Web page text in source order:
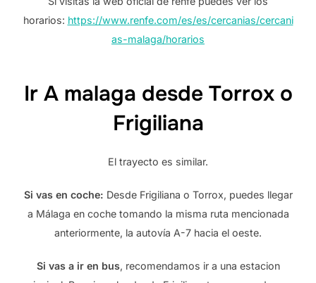
horarios: https://www.renfe.com/es/es/cercanias/cercani
as-malaga/horarios
Ir A malaga desde Torrox o
Frigiliana
El trayecto es similar.
Si vas en coche: Desde Frigiliana o Torrox, puedes llegar
a Málaga en coche tomando la misma ruta mencionada
anteriormente, la autovía A-7 hacia el oeste.
Si vas a ir en bus, recomendamos ir a una estacion